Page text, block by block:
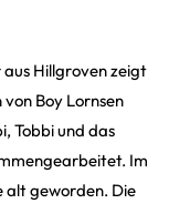
Hillgroven zeigt
von Boy Lornsen
Tobbi und das
Im
alt geworden. Die